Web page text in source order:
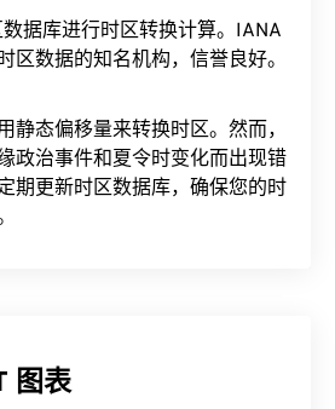
数据库进行时区转换计算。IANA
区数据的知名机构，信誉良好。
静态偏移量来转换时区。然而，
政治事件和夏令时变化而出现错
期更新时区数据库，确保您的时
图表